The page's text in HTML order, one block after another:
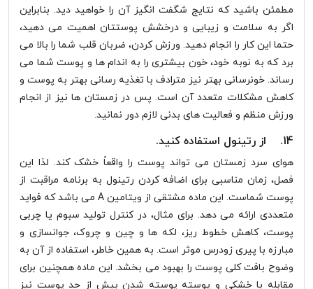
مطمئن باشید که نتایج شگفت انگیز آن را خواهید دید. بنابراین
اگر به سلامت و زیبایی و درخشش پوستتان اهمیت می دهید،
حتما این کار را انجام دهید. ورزش کردن، ضربان قلب شما را بالا می
برد که به نوبه خود، خون بیشتری را به اندام ها و پوست شما می
رساند. خونرسانی بهتر نیز مترادف با تغذیه رسانی بهتر به پوست و
کاهش مشکلات متعدد آن است. پس در زمستان ها نیز از انجام
ورزش منظم و فعالیت های بدنی لازم دور نمانید.
14. از رتینول استفاده کنید.
هوای سرد زمستان می تواند پوست را واقعاً خشک کند. لذا این
فصل، زمان مناسبی برای اضافه کردن رتینول به برنامه مراقبت از
پوست شماست. این ماده مشتقی از ویتامین A می باشد که فواید
متعددی ارائه می دهد. برای مثال، در کنترل تولید سبوم یا چربی
پوست، کاهش خطوط ریز، لکه ها و چین و چروک، جوانسازی و
مبارزه با پیری زودرس موثر است. به همین خاطر، استفاده از آن به
وضوح بافت کلی پوست را بهبود می بخشد. این ماده همچنین برای
مقابله با خشکی و پوسته پوسته شدن بیش از حد پوست نیز